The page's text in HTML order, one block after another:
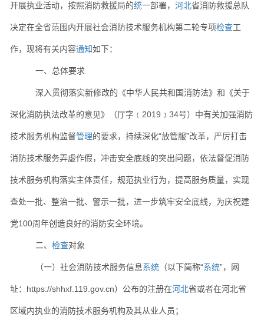
开展执业活动，按照消防救援局的统一部署， 河北省消防救援总队
决定在全省范围内开展社会消防技术服务机构第二轮专项检查工
作，现将有关内容通知如下：
一、总体要求
深入贯彻落实新修改的《中华人民共和国消防法》和《关于
深化消防执法改革的意见》（厅字﹝2019﹞34号）中有关加强消防
技术服务机构监督管理的要求，持续深化“放管服”改革，严厉打击
消防技术服务弄虚作假，冲击安全底线的突出问题，依法督促消防
技术服务机构落实主体责任，规范执业行为，提高服务质量，实现
查处一批、整治一批、警示一批，进一步筑牢安全底线，为庆祝建
党100周年创造良好的消防安全环境。
二、 检查对象
（一）社会消防技术服务信息系统 （以下简称“系统”，网
址：https://shhxf.119.gov.cn）公布的注册在河北省或者在河北省
区域内执业的消防技术服务机构及其从业人员；